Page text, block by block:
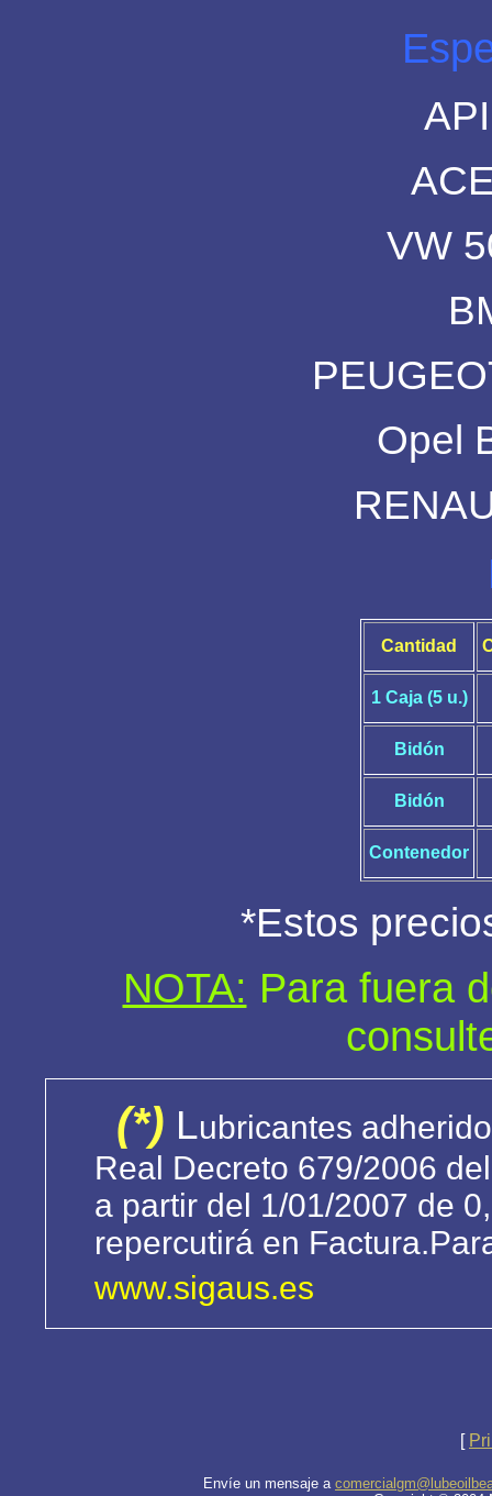
VW
Opel
Cantidad
1 Caja (5 u.)
Bidón
Bidón
Contenedor
*Estos
NOTA: Para fuera
(*) Lubricantes
Real Decreto 679/2006
a partir del 1/01/2007 de
repercutirá en
www.sigaus.es
[
Envíe un mensaje a